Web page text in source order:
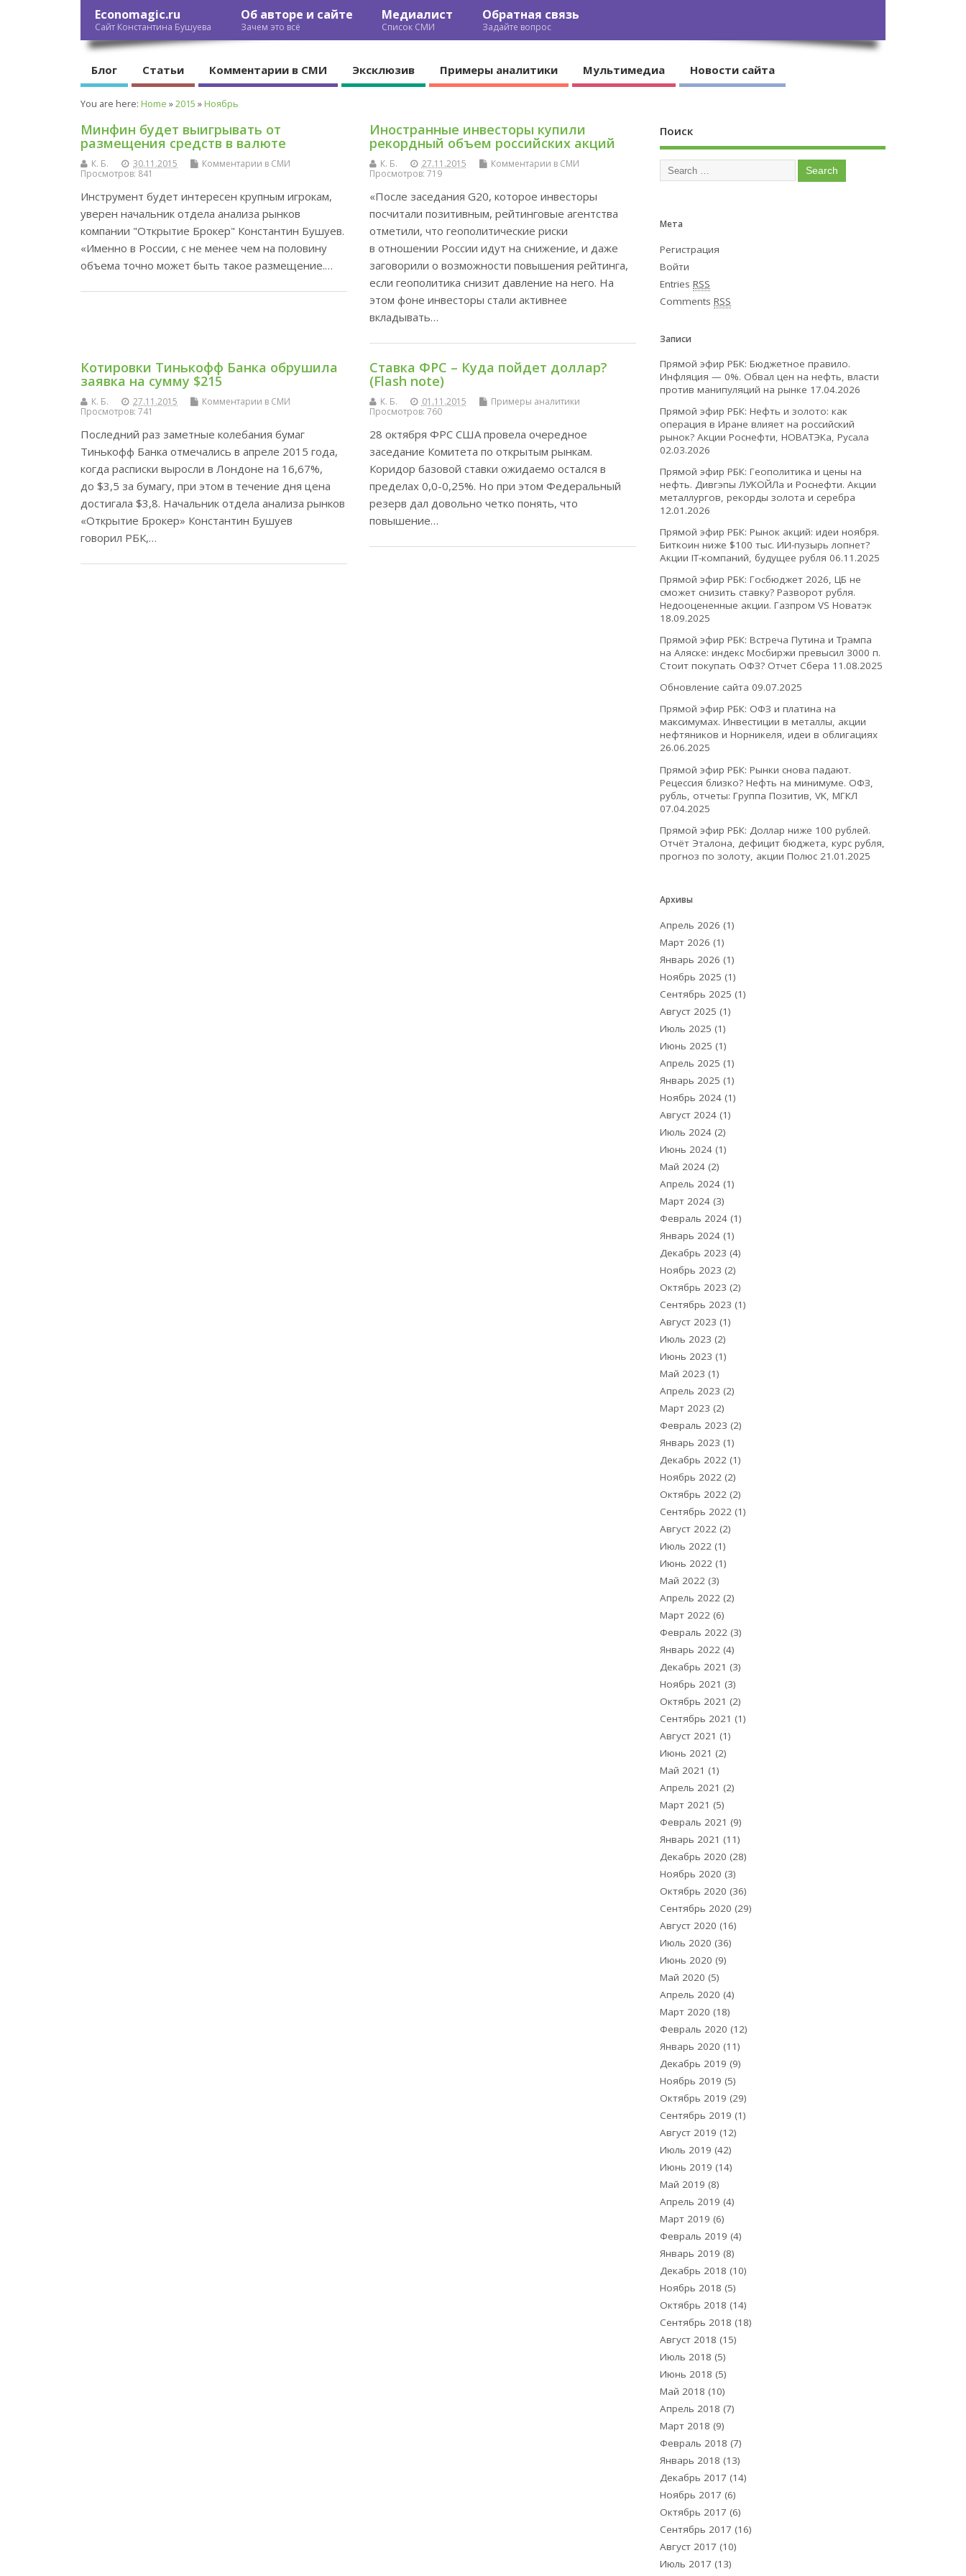
Economagic.ru
Сайт Константина Бушуева
Об авторе и сайте
Зачем это всё
Медиалист
Список СМИ
Обратная связь
Задайте вопрос
Блог Статьи Комментарии в СМИ Эксклюзив Примеры аналитики Мультимедиа Новости сайта
You are here: Home »2015 » Ноябрь
Минфин будет выигрывать от
размещения средств в валюте
К. Б. 30.11.2015
Комментарии в СМИ
Просмотров: 841
Инструмент будет интересен крупным игрокам,
уверен начальник отдела анализа рынков
компании "Открытие Брокер" Константин Бушуев.
«Именно в России, с не менее чем на половину
объема точно может быть такое размещение.…
Иностранные инвесторы купили
рекордный объем российских акций
К. Б. 27.11.2015
Комментарии в СМИ
Просмотров: 719
«После заседания G20, которое инвесторы
посчитали позитивным, рейтинговые агентства
отметили, что геополитические риски
в отношении России идут на снижение, и даже
заговорили о возможности повышения рейтинга,
если геополитика снизит давление на него. На
этом фоне инвесторы стали активнее
вкладывать…
Котировки Тинькофф Банка обрушила
заявка на сумму $215
К. Б. 27.11.2015
Комментарии в СМИ
Просмотров: 741
Последний раз заметные колебания бумаг
Тинькофф Банка отмечались в апреле 2015 года,
когда расписки выросли в Лондоне на 16,67%,
до $3,5 за бумагу, при этом в течение дня цена
достигала $3,8. Начальник отдела анализа рынков
«Открытие Брокер» Константин Бушуев
говорил РБК,…
Ставка ФРС – Куда пойдет доллар?
(Flash note)
К. Б. 01.11.2015
Примеры аналитики
Просмотров: 760
28 октября ФРС США провела очередное
заседание Комитета по открытым рынкам.
Коридор базовой ставки ожидаемо остался в
пределах 0,0-0,25%. Но при этом Федеральный
резерв дал довольно четко понять, что
повышение…
Поиск
Мета
Регистрация
Войти
EntriesRSS
CommentsRSS
Записи
Прямой эфир РБК: Бюджетное правило.
Инфляция — 0%. Обвал цен на нефть, власти
против манипуляций на рынке 17.04.2026
Прямой эфир РБК: Нефть и золото: как
операция в Иране влияет на российский
рынок? Акции Роснефти, НОВАТЭКа, Русала
02.03.2026
Прямой эфир РБК: Геополитика и цены на
нефть. Дивгэпы ЛУКОЙЛа и Роснефти. Акции
металлургов, рекорды золота и серебра
12.01.2026
Прямой эфир РБК: Рынок акций: идеи ноября.
Биткоин ниже $100 тыс. ИИ-пузырь лопнет?
Акции IT-компаний, будущее рубля 06.11.2025
Прямой эфир РБК: Госбюджет 2026, ЦБ не
сможет снизить ставку? Разворот рубля.
Недооцененные акции. Газпром VS Новатэк
18.09.2025
Прямой эфир РБК: Встреча Путина и Трампа
на Аляске: индекс Мосбиржи превысил 3000 п.
Стоит покупать ОФЗ? Отчет Сбера 11.08.2025
Обновление сайта 09.07.2025
Прямой эфир РБК: ОФЗ и платина на
максимумах. Инвестиции в металлы, акции
нефтяников и Норникеля, идеи в облигациях
26.06.2025
Прямой эфир РБК: Рынки снова падают.
Рецессия близко? Нефть на минимуме. ОФЗ,
рубль, отчеты: Группа Позитив, VK, МГКЛ
07.04.2025
Прямой эфир РБК: Доллар ниже 100 рублей.
Отчёт Эталона, дефицит бюджета, курс рубля,
прогноз по золоту, акции Полюс 21.01.2025
Архивы
Апрель 2026 (1)
Март 2026 (1)
Январь 2026 (1)
Ноябрь 2025 (1)
Сентябрь 2025 (1)
Август 2025 (1)
Июль 2025 (1)
Июнь 2025 (1)
Апрель 2025 (1)
Январь 2025 (1)
Ноябрь 2024 (1)
Август 2024 (1)
Июль 2024 (2)
Июнь 2024 (1)
Май 2024 (2)
Апрель 2024 (1)
Март 2024 (3)
Февраль 2024 (1)
Январь 2024 (1)
Декабрь 2023 (4)
Ноябрь 2023 (2)
Октябрь 2023 (2)
Сентябрь 2023 (1)
Август 2023 (1)
Июль 2023 (2)
Июнь 2023 (1)
Май 2023 (1)
Апрель 2023 (2)
Март 2023 (2)
Февраль 2023 (2)
Январь 2023 (1)
Декабрь 2022 (1)
Ноябрь 2022 (2)
Октябрь 2022 (2)
Сентябрь 2022 (1)
Август 2022 (2)
Июль 2022 (1)
Июнь 2022 (1)
Май 2022 (3)
Апрель 2022 (2)
Март 2022 (6)
Февраль 2022 (3)
Январь 2022 (4)
Декабрь 2021 (3)
Ноябрь 2021 (3)
Октябрь 2021 (2)
Сентябрь 2021 (1)
Август 2021 (1)
Июнь 2021 (2)
Май 2021 (1)
Апрель 2021 (2)
Март 2021 (5)
Февраль 2021 (9)
Январь 2021 (11)
Декабрь 2020 (28)
Ноябрь 2020 (3)
Октябрь 2020 (36)
Сентябрь 2020 (29)
Август 2020 (16)
Июль 2020 (36)
Июнь 2020 (9)
Май 2020 (5)
Апрель 2020 (4)
Март 2020 (18)
Февраль 2020 (12)
Январь 2020 (11)
Декабрь 2019 (9)
Ноябрь 2019 (5)
Октябрь 2019 (29)
Сентябрь 2019 (1)
Август 2019 (12)
Июль 2019 (42)
Июнь 2019 (14)
Май 2019 (8)
Апрель 2019 (4)
Март 2019 (6)
Февраль 2019 (4)
Январь 2019 (8)
Декабрь 2018 (10)
Ноябрь 2018 (5)
Октябрь 2018 (14)
Сентябрь 2018 (18)
Август 2018 (15)
Июль 2018 (5)
Июнь 2018 (5)
Май 2018 (10)
Апрель 2018 (7)
Март 2018 (9)
Февраль 2018 (7)
Январь 2018 (13)
Декабрь 2017 (14)
Ноябрь 2017 (6)
Октябрь 2017 (6)
Сентябрь 2017 (16)
Август 2017 (10)
Июль 2017 (13)